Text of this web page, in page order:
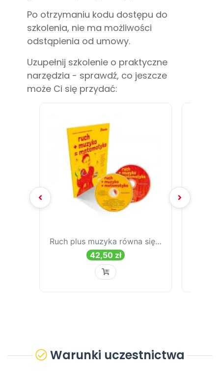
Po otrzymaniu kodu dostępu do
szkolenia, nie ma możliwości
odstąpienia od umowy.
Uzupełnij szkolenie o praktyczne
narzędzia - sprawdź, co jeszcze
może Ci się przydać:
Warunki uczestnictwa